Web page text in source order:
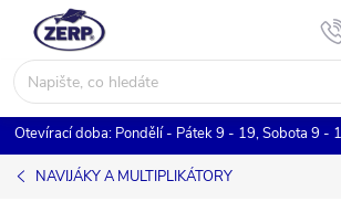
obsah
Otevírací doba: Pondělí - Pátek 9 - 19, Sobota 9 -
NAVIJÁKY A MULTIPLIKÁTORY